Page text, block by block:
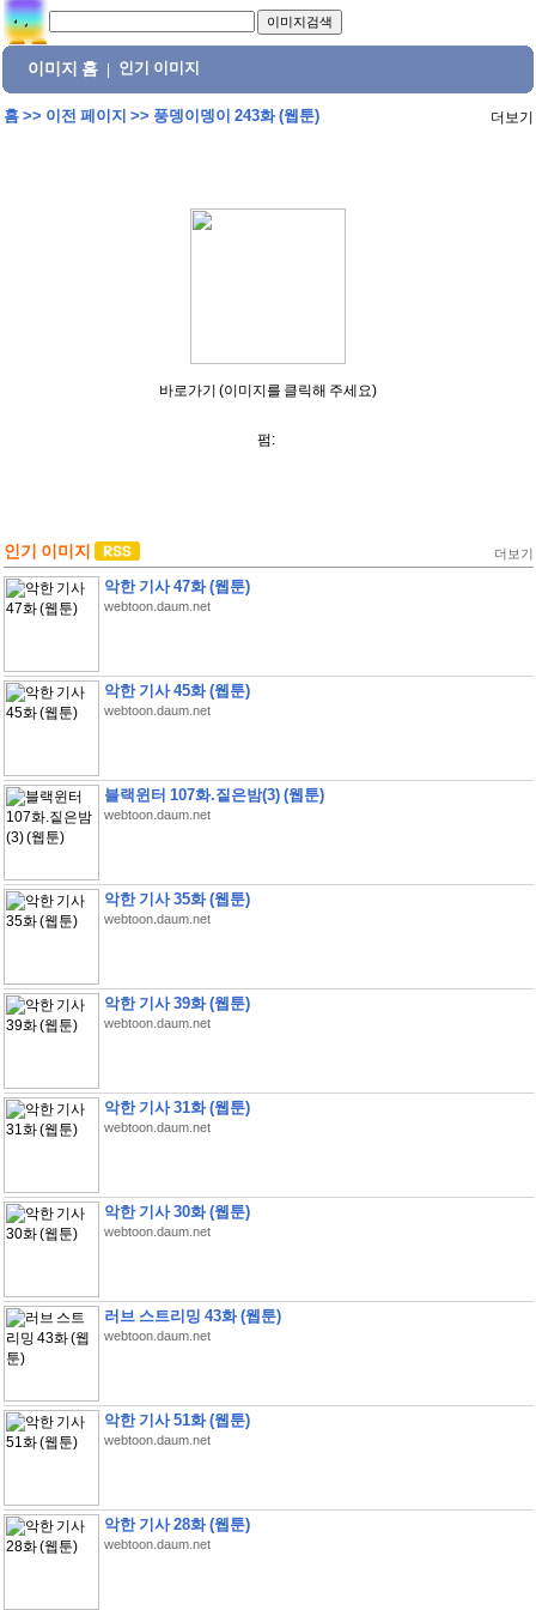
이미지 홈 인기 이미지
홈>> 이전 페이지 >> 풍뎅이뎅이 243화 (웹툰) 더보기
바로가기 (이미지를 클릭해 주세요)
펌:
인기 이미지 더보기
악한 기사 47화 (웹툰)
webtoon.daum.net
악한 기사 45화 (웹툰)
webtoon.daum.net
블랙윈터 107화.짙은밤(3) (웹툰)
webtoon.daum.net
악한 기사 35화 (웹툰)
webtoon.daum.net
악한 기사 39화 (웹툰)
webtoon.daum.net
악한 기사 31화 (웹툰)
webtoon.daum.net
악한 기사 30화 (웹툰)
webtoon.daum.net
러브 스트리밍 43화 (웹툰)
webtoon.daum.net
악한 기사 51화 (웹툰)
webtoon.daum.net
악한 기사 28화 (웹툰)
webtoon.daum.net